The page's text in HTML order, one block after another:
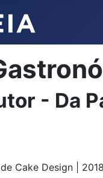
- Da
Cake Design | 2018